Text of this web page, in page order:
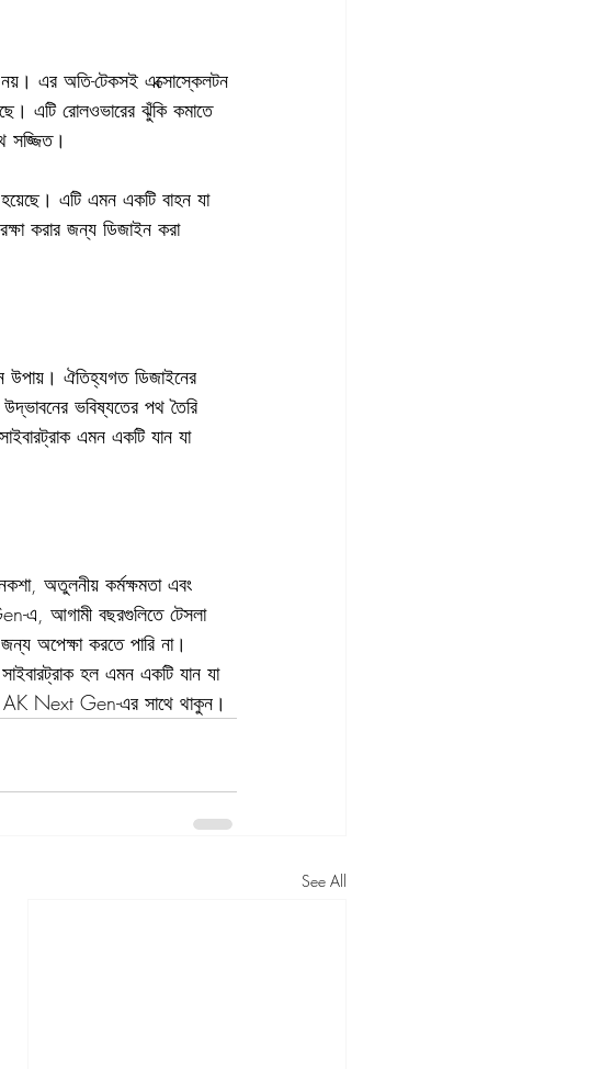
নয়। এর অতি-টেকসই এক্সোস্কেলটন
এটি রোলওভারের ঝুঁকি কমাতে
সজ্জিত।
হয়েছে। এটি এমন একটি বাহন যা
করার জন্য ডিজাইন করা
উপায়। ঐতিহ্যগত ডিজাইনের
উদ্ভাবনের ভবিষ্যতের পথ তৈরি
এমন একটি যান যা
অতুলনীয় কর্মক্ষমতা এবং
এ, আগামী বছরগুলিতে টেসলা
অপেক্ষা করতে পারি না।
হল এমন একটি যান যা
AK Next Gen-এর সাথে থাকুন।
See All